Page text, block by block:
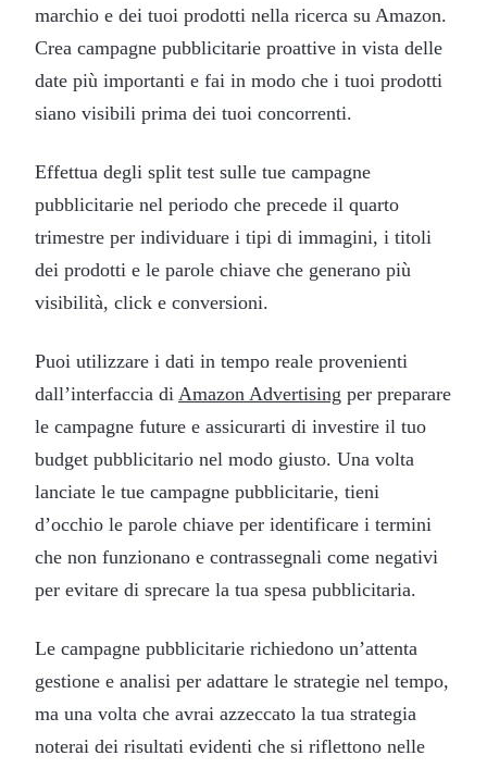
marchio e dei tuoi prodotti nella ricerca su Amazon.
Crea campagne pubblicitarie proattive in vista delle
date più importanti e fai in modo che i tuoi prodotti
siano visibili prima dei tuoi concorrenti.
Effettua degli split test sulle tue campagne
pubblicitarie nel periodo che precede il quarto
trimestre per individuare i tipi di immagini, i titoli
dei prodotti e le parole chiave che generano più
visibilità, click e conversioni.
Puoi utilizzare i dati in tempo reale provenienti
dall’interfaccia di Amazon Advertising per preparare
le campagne future e assicurarti di investire il tuo
budget pubblicitario nel modo giusto. Una volta
lanciate le tue campagne pubblicitarie, tieni
d’occhio le parole chiave per identificare i termini
che non funzionano e contrassegnali come negativi
per evitare di sprecare la tua spesa pubblicitaria.
Le campagne pubblicitarie richiedono un’attenta
gestione e analisi per adattare le strategie nel tempo,
ma una volta che avrai azzeccato la tua strategia
noterai dei risultati evidenti che si riflettono nelle